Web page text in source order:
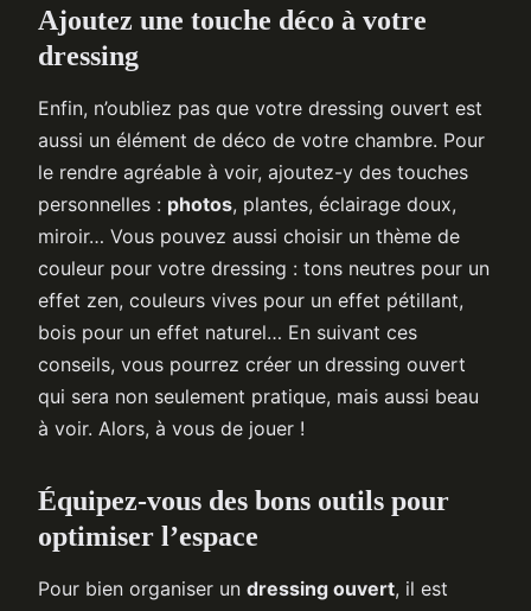
Ajoutez une touche déco à votre
dressing
Enfin, n’oubliez pas que votre dressing ouvert est
aussi un élément de déco de votre chambre. Pour
le rendre agréable à voir, ajoutez-y des touches
personnelles : photos, plantes, éclairage doux,
miroir… Vous pouvez aussi choisir un thème de
couleur pour votre dressing : tons neutres pour un
effet zen, couleurs vives pour un effet pétillant,
bois pour un effet naturel… En suivant ces
conseils, vous pourrez créer un dressing ouvert
qui sera non seulement pratique, mais aussi beau
à voir. Alors, à vous de jouer !
Équipez-vous des bons outils pour
optimiser l’espace
Pour bien organiser un dressing ouvert, il est